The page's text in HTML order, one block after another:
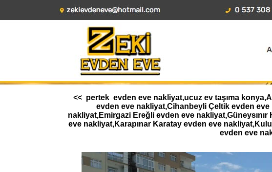
<< pertek evden eve nakliyat,ucuz ev taşıma
evden eve nakliyat,Cihanbeyli Çeltik evden
nakliyat,Emirgazi Ereğli evden eve
eve nakliyat,Karapınar Karatay evden eve
evden eve